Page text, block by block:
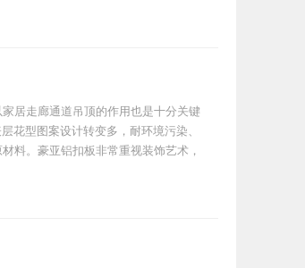
居走廊通道吊顶的作用也是十分关键
花型图案设计转变多，耐环境污染、
料。豪亚铝扣板非常重视装饰艺术，